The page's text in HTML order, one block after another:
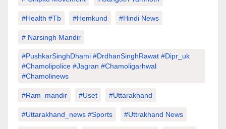
#Health #tb #hemkund #hindi News
# Narsingh Mandir
#PushkarSinghDhami #drdhanSinghRawat #dipr_uk
#chamolipolice #Jagran #chamoligarhwal
#chamolinews
#Ram_mandir #uset #uttarakhand
#Uttarakhand_news #sports #Uttrakhand News